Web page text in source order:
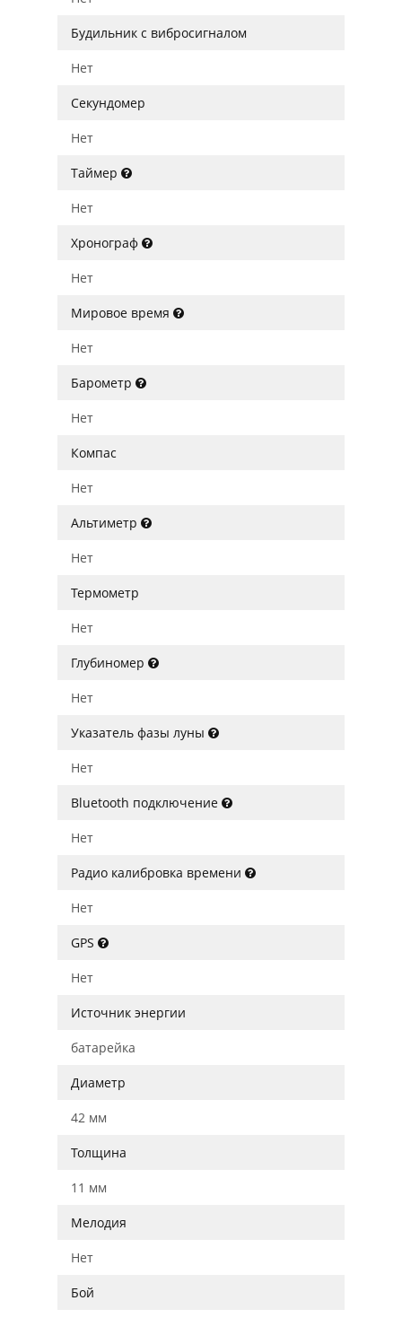
Будильник с вибросигналом
Нет
Секундомер
Нет
Таймер
Нет
Хронограф
Нет
Мировое время
Нет
Барометр
Нет
Компас
Нет
Альтиметр
Нет
Термометр
Нет
Глубиномер
Нет
Указатель фазы луны
Нет
Bluetooth подключение
Нет
Радио калибровка времени
Нет
GPS
Нет
Источник энергии
батарейка
Диаметр
42 мм
Толщина
11 мм
Мелодия
Нет
Бой